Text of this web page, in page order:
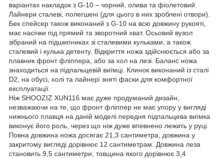
варіантах накладок з G-10 – чорний, олива та фіолетовий.
Лайнери сталеві, полегшені (для цього в них зроблені отвори).
Бек спейсер також виконаний з G-10 на всю довжину рукояті,
має насічки під прямий та зворотний хват. Осьовий вузол
зібраний на підшипниках зі сталевими кульками, а також
сталевий і кулька детенту. Відкриття ножа здійснюється або за
плавник фронт фліппера, або за хол на лезі. Баланс ножа
знаходиться на підпальцевій виїмці. Клинок виконаний із сталі
D2, на обусі, холі та лайнері зняті фаски для комфортної
експлуатації.
Ніж SHOOZIZ XUN116 має дуже продуманий дизайн,
незважаючи на те, що фронт фліппер не має упору у вигляді
нижнього плавця на даній моделі передня підпальцева виїмка
виконує його роль, через що ніж дуже впевнено лежить у руці.
Повна довжина ножа досягає 21,3 сантиметра, довжина у
закритому вигляді дорівнює 12 сантиметрам. Довжина леза
становить 9,5 сантиметри, товщина якого дорівнює 3,4